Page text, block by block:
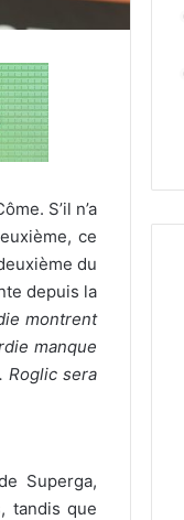
S’il n’a
ce
du
depuis la
montrent
manque
Roglic sera
Superga,
tandis que